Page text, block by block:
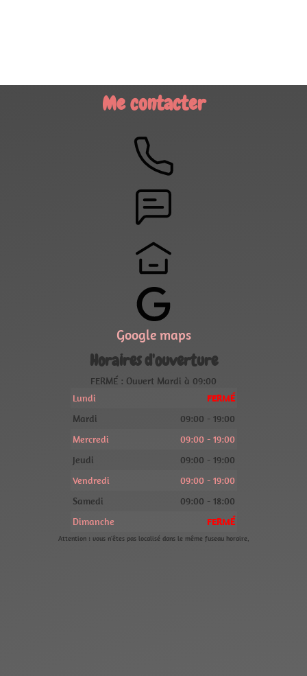
Me contacter
Google maps
Horaires d'ouverture
FERMÉ : Ouvert Mardi à 09:00
Lundi
FERMÉ
Mardi
09:00 - 19:00
Mercredi
09:00 - 19:00
Jeudi
09:00 - 19:00
Vendredi
09:00 - 19:00
Samedi
09:00 - 18:00
Dimanche
FERMÉ
Attention : vous n'êtes pas localisé dans le même fuseau horaire.